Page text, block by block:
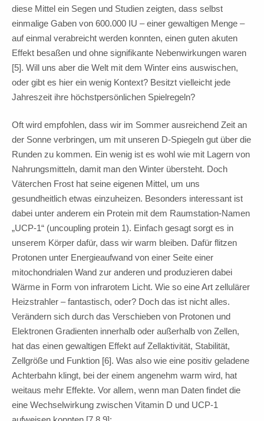
diese Mittel ein Segen und Studien zeigten, dass selbst
einmalige Gaben von 600.000 IU – einer gewaltigen Menge –
auf einmal verabreicht werden konnten, einen guten akuten
Effekt besaßen und ohne signifikante Nebenwirkungen waren
[5]. Will uns aber die Welt mit dem Winter eins auswischen,
oder gibt es hier ein wenig Kontext? Besitzt vielleicht jede
Jahreszeit ihre höchstpersönlichen Spielregeln?
Oft wird empfohlen, dass wir im Sommer ausreichend Zeit an
der Sonne verbringen, um mit unseren D-Spiegeln gut über die
Runden zu kommen. Ein wenig ist es wohl wie mit Lagern von
Nahrungsmitteln, damit man den Winter übersteht. Doch
Väterchen Frost hat seine eigenen Mittel, um uns
gesundheitlich etwas einzuheizen. Besonders interessant ist
dabei unter anderem ein Protein mit dem Raumstation-Namen
„UCP-1“ (uncoupling protein 1). Einfach gesagt sorgt es in
unserem Körper dafür, dass wir warm bleiben. Dafür flitzen
Protonen unter Energieaufwand von einer Seite einer
mitochondrialen Wand zur anderen und produzieren dabei
Wärme in Form von infrarotem Licht. Wie so eine Art zellulärer
Heizstrahler – fantastisch, oder? Doch das ist nicht alles.
Verändern sich durch das Verschieben von Protonen und
Elektronen Gradienten innerhalb oder außerhalb von Zellen,
hat das einen gewaltigen Effekt auf Zellaktivität, Stabilität,
Zellgröße und Funktion [6]. Was also wie eine positiv geladene
Achterbahn klingt, bei der einem angenehm warm wird, hat
weitaus mehr Effekte. Vor allem, wenn man Daten findet die
eine Wechselwirkung zwischen Vitamin D und UCP-1